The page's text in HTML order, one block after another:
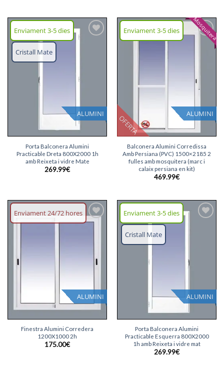
Enviament 3-5 dies
ALUMINI
Cristall Mate
Porta Balconera Alumini
Practicable Dreta 800X2000 1h
amb Reixeta i vidre Mate
269.99€
OFERTA
Enviament 3-5 dies
ALUMINI
Mosquitera
Afegeix
Balconera Alumini Corredissa
Amb Persiana (PVC) 1500×2185 2
fulles amb mosquitera (marc i
calaix persiana en kit)
469.99€
Enviament 24/72 hores
ALUMINI
Afegeix
Finestra Alumini Corredera
1200X1000 2h
175.00€
Enviament 3-5 dies
ALUMINI
Cristall Mate
Porta Balconera Alumini
Practicable Esquerra 800X2000
1h amb Reixeta i vidre mat
269.99€